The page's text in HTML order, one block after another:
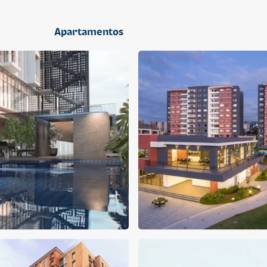
Apartamentos
APARTAMENTO
Q 1,400,000
Cuotas desde Q 9,019*
CENTRICO MADRID
CENTRICO
2 dormitorios 1 baño 2 parqueos
APARTAMENTO
Q 1,300,000
Cuotas desde Q 8,374*
CENTRICO MADRID 2
CENTRICO
2 dormitorios 1 baño 1 parqueo